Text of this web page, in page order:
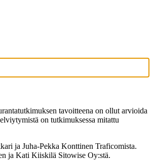
tavoitteena on ollut arvioida
on tutkimuksessa mitattu
ja Juha-Pekka Konttinen Traficomista.
ja Kati Kiiskilä Sitowise Oy:stä.